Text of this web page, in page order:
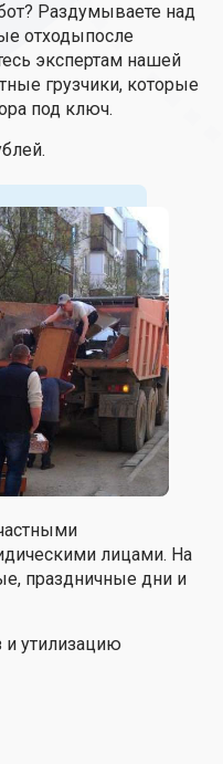
Раздумываете над
отходыпосле
экспертам нашей
грузчики, которые
под ключ.
лицами. На
праздничные дни и
утилизацию